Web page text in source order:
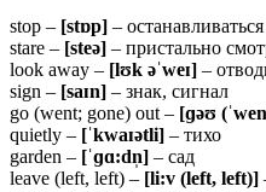
stop – [stɒp] – останавливаться
stare – [steə] – пристально
look away – [lʊk əˈweɪ] –
sign – [saɪn] – знак, сигнал
go (went; gone) out – [ɡəʊ
quietly – [ˈkwaɪətli] – тихо
garden – [ˈɡɑ:dn̩] – сад
leave (left, left) – [li:v (left, left)]